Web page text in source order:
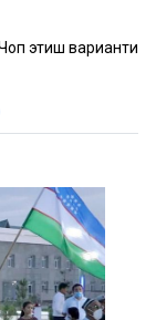
этиш варианти